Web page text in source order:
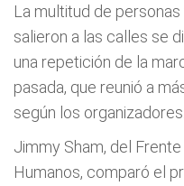
La multitud de
salieron a las calles se
una repetición de la
pasada, que reunió a
según los organizadores.
Jimmy Sham, del
Humanos, comparó el